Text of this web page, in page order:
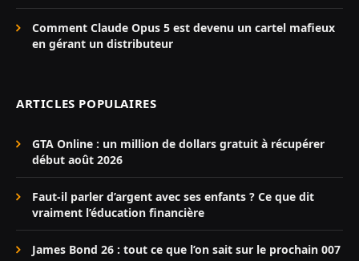
Comment Claude Opus 5 est devenu un cartel mafieux
en gérant un distributeur
ARTICLES POPULAIRES
GTA Online : un million de dollars gratuit à récupérer
début août 2026
Faut-il parler d’argent avec ses enfants ? Ce que dit
vraiment l’éducation financière
James Bond 26 : tout ce que l’on sait sur le prochain 007